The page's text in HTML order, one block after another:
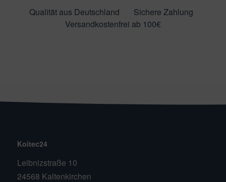
Qualität aus Deutschland
Sichere Zahlung
Versandkostenfrei ab 100€
Koitec24
Leibnizstraße 10
24568 Kaltenkirchen